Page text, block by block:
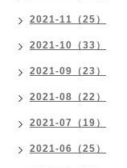
2021-11（25）
2021-10（33）
2021-09（23）
2021-08（22）
2021-07（19）
2021-06（25）